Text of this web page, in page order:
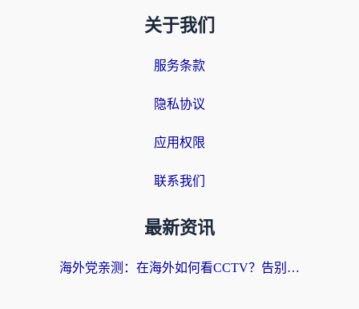
关于我们
服务条款
隐私协议
应用权限
联系我们
最新资讯
海外党亲测：在海外如何看CCTV？告别“仅限大陆播放”的实用指南